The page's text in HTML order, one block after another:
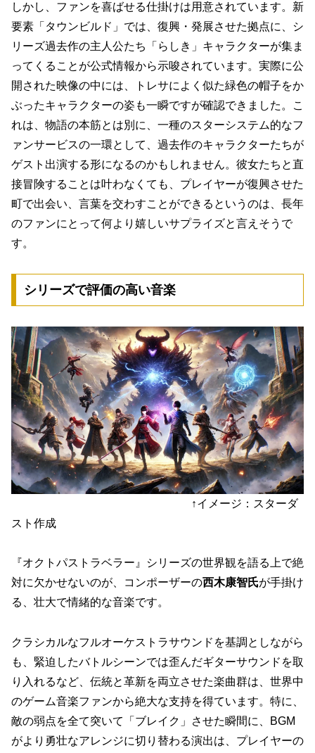
しかし、ファンを喜ばせる仕掛けは用意されています。新
要素「タウンビルド」では、復興・発展させた拠点に、シ
リーズ過去作の主人公たち「らしき」キャラクターが集ま
ってくることが公式情報から示唆されています。実際に公
開された映像の中には、トレサによく似た緑色の帽子をか
ぶったキャラクターの姿も一瞬ですが確認できました。こ
れは、物語の本筋とは別に、一種のスターシステム的なフ
ァンサービスの一環として、過去作のキャラクターたちが
ゲスト出演する形になるのかもしれません。彼女たちと直
接冒険することは叶わなくても、プレイヤーが復興させた
町で出会い、言葉を交わすことができるというのは、長年
のファンにとって何より嬉しいサプライズと言えそうで
す。
シリーズで評価の高い音楽
↑イメージ：スターダ
スト作成
『オクトパストラベラー』シリーズの世界観を語る上で絶
対に欠かせないのが、コンポーザーの西木康智氏が手掛け
る、壮大で情緒的な音楽です。
クラシカルなフルオーケストラサウンドを基調としながら
も、緊迫したバトルシーンでは歪んだギターサウンドを取
り入れるなど、伝統と革新を両立させた楽曲群は、世界中
のゲーム音楽ファンから絶大な支持を得ています。特に、
敵の弱点を全て突いて「ブレイク」させた瞬間に、BGM
がより勇壮なアレンジに切り替わる演出は、プレイヤーの